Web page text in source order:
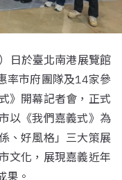
日於臺北南港展覽館
率市府團隊及14家參
》開幕記者會，正式
以《我們嘉義式》為
、好風格」三大策展
文化，展現嘉義近年
果。